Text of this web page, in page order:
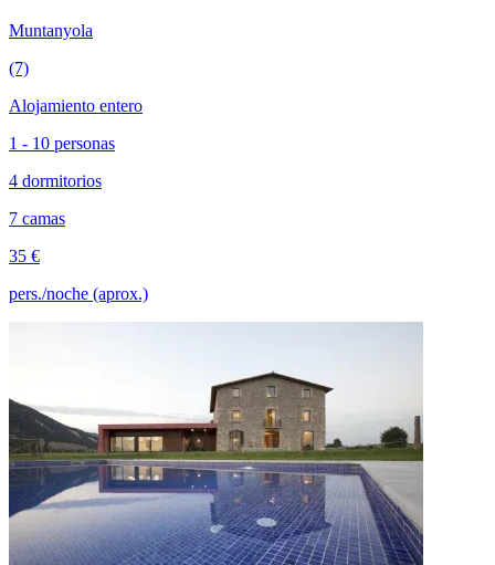
Muntanyola
(7)
Alojamiento entero
1 - 10 personas
4 dormitorios
7 camas
35 €
pers./noche (aprox.)